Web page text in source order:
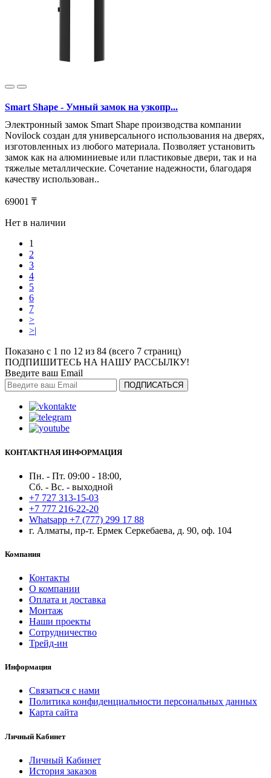
Smart Shape - Умный замок на узкопр...
Электронный замок Smart Shape производства компании
Novilock создан для универсального использования на дверях,
изготовленных из любого материала. Позволяет установить
замок как на алюминиевые или пластиковые двери, так и на
тяжелые металлические. Сочетание надежности, благодаря
качеству использован..
69001 ₸
Нет в наличии
1
2
3
4
5
6
7
>
>|
Показано с 1 по 12 из 84 (всего 7 страниц)
ПОДПИШИТЕСЬ НА НАШУ РАССЫЛКУ!
Введите ваш Email
ПОДПИСАТЬСЯ
КОНТАКТНАЯ ИНФОРМАЦИЯ
Пн. - Пт. 09:00 - 18:00,
Сб. - Вс. - выходной
+7 727 313-15-03
+7 777 216-22-20
Whatsapp +7 (777) 299 17 88
г. Алматы, пр-т. Ермек Серкебаева, д. 90, оф. 104
Компания
Контакты
О компании
Оплата и доставка
Монтаж
Наши проекты
Сотрудничество
Трейд-ин
Информация
Связаться с нами
Политика конфиденциальности персональных данных
Карта сайта
Личный Кабинет
Личный Кабинет
История заказов